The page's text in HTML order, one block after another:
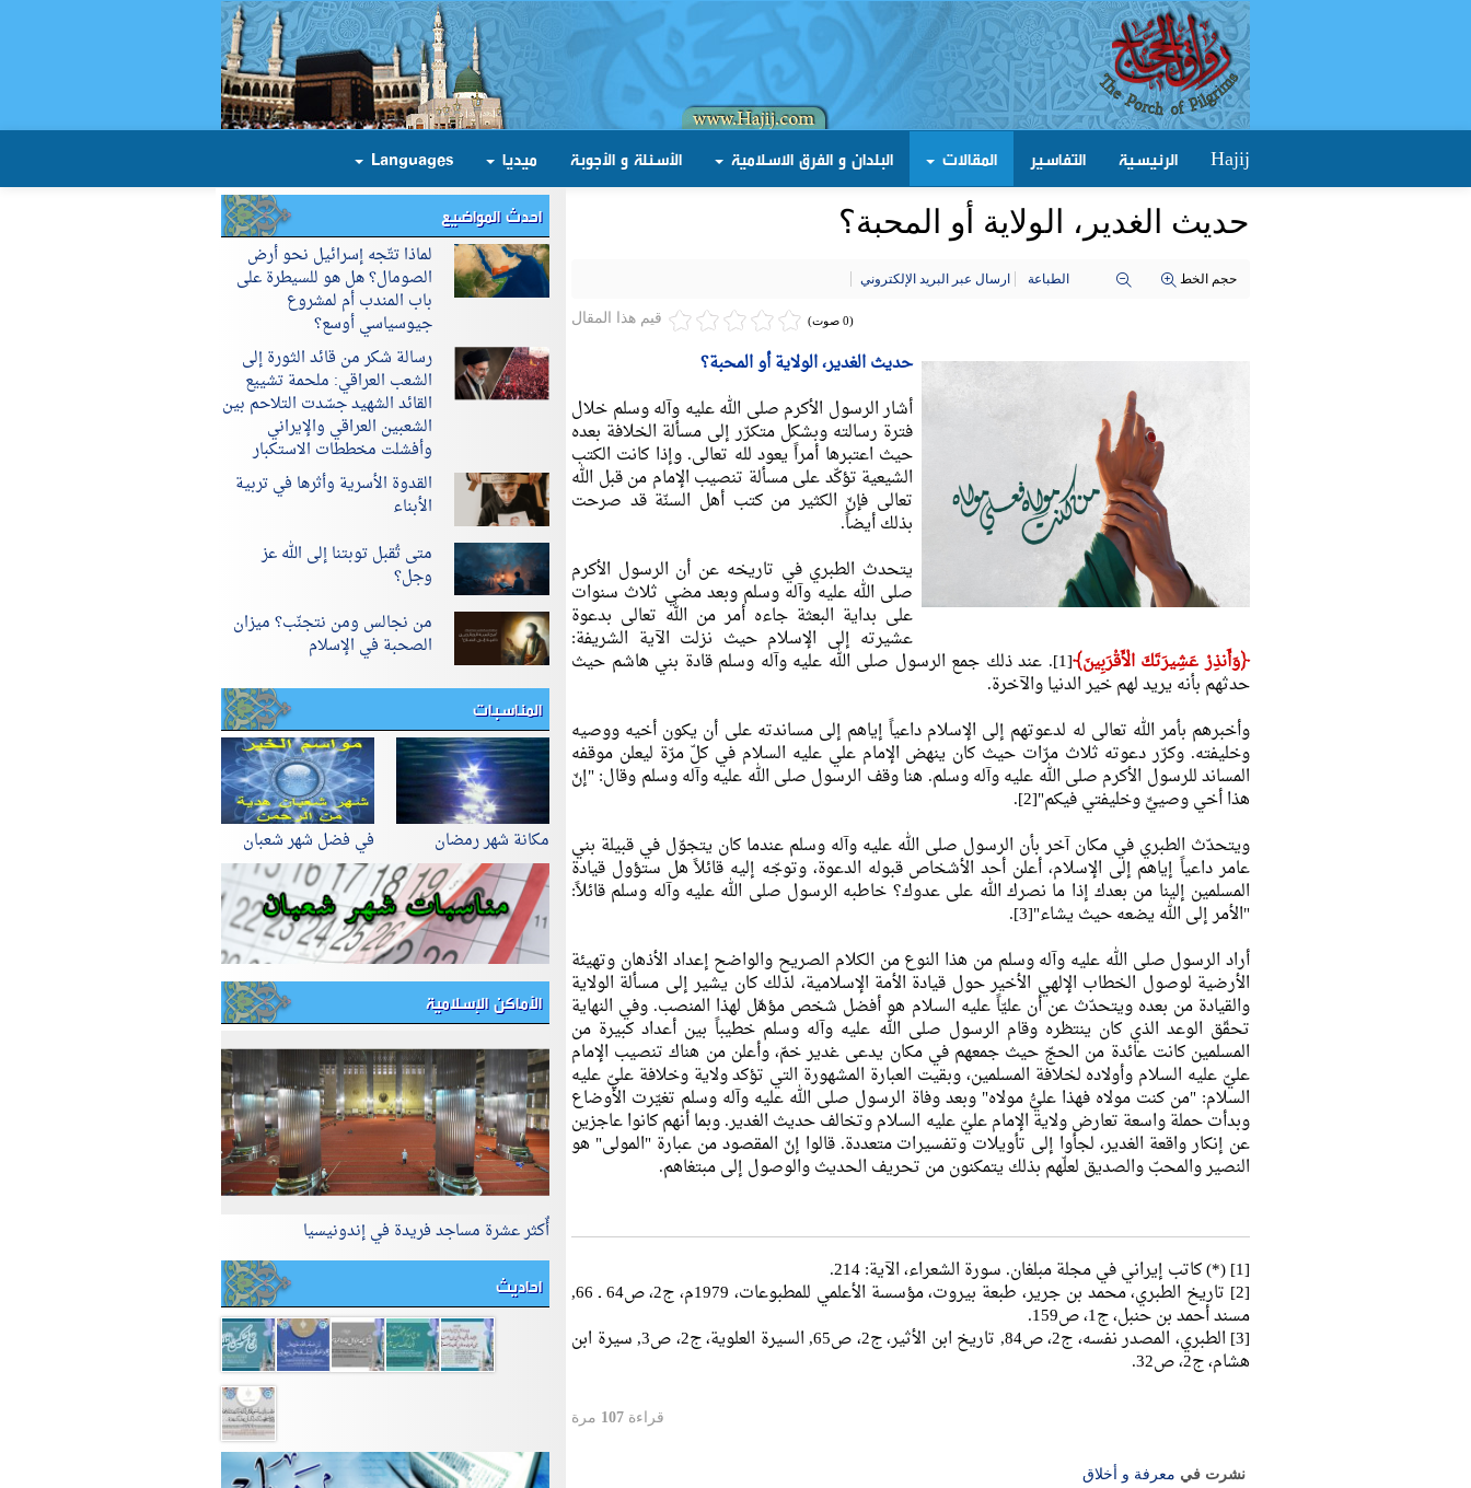
Hajij الرئيسية التفاسير المقالات البلدان و الفرق الاسلامية الأسئلة و الأجوبة ميديا Languages
حديث الغدير، الولاية أو المحبة؟
حجم الخط الطباعة ارسال عبر البريد الإلكتروني
قيم هذا المقال (0 صوت)
حديث الغدير، الولاية أو المحبة؟
أشار الرسول الأكرم صلى الله عليه وآله وسلم خلال
فترة رسالته وبشكل متكرّر إلى مسألة الخلافة بعده
حيث اعتبرها أمراً يعود لله تعالى. وإذا كانت الكتب
الشيعية تؤكّد على مسألة تنصيب الإمام من قبل الله
تعالى فإنّ الكثير من كتب أهل السنّة قد صرحت
بذلك أيضاً.
يتحدث الطبري في تاريخه عن أن الرسول الأكرم
صلى الله عليه وآله وسلم وبعد مضي ثلاث سنوات
على بداية البعثة جاءه أمر من الله تعالى بدعوة
عشيرته إلى الإسلام حيث نزلت الآية الشريفة:
﴿وَأَنذِرْ عَشِيرَتَكَ الْأَقْرَبِينَ﴾ [1]. عند ذلك جمع الرسول صلى الله عليه وآله وسلم قادة بني هاشم حيث
حدثهم بأنه يريد لهم خير الدنيا والآخرة.
وأخبرهم بأمر الله تعالى له لدعوتهم إلى الإسلام داعياً إياهم إلى مساندته على أن يكون أخيه ووصيه
وخليفته. وكرّر دعوته ثلاث مرّات حيث كان ينهض الإمام علي عليه السلام في كلّ مرّة ليعلن موقفه
المساند للرسول الأكرم صلى الله عليه وآله وسلم. هنا وقف الرسول صلى الله عليه وآله وسلم وقال: "إنّ
هذا أخي وصييِّ وخليفتي فيكم"[2].
ويتحدّث الطبري في مكان آخر بأن الرسول صلى الله عليه وآله وسلم عندما كان يتجوّل في قبيلة بني
عامر داعياً إياهم إلى الإسلام، أعلن أحد الأشخاص قبوله الدعوة، وتوجّه إليه قائلاً هل ستؤول قيادة
المسلمين إلينا من بعدك إذا ما نصرك الله على عدوك؟ خاطبه الرسول صلى الله عليه وآله وسلم قائلاً:
"الأمر إلى الله يضعه حيث يشاء"[3].
أراد الرسول صلى الله عليه وآله وسلم من هذا النوع من الكلام الصريح والواضح إعداد الأذهان وتهيئة
الأرضية لوصول الخطاب الإلهي الأخير حول قيادة الأمة الإسلامية، لذلك كان يشير إلى مسألة الولاية
والقيادة من بعده ويتحدّث عن أن عليّاً عليه السلام هو أفضل شخص مؤهّل لهذا المنصب. وفي النهاية
تحقّق الوعد الذي كان ينتظره وقام الرسول صلى الله عليه وآله وسلم خطيباً بين أعداد كبيرة من
المسلمين كانت عائدة من الحجّ حيث جمعهم في مكان يدعى غدير خمّ، وأعلن من هناك تنصيب الإمام
عليّ عليه السلام وأولاده لخلافة المسلمين، وبقيت العبارة المشهورة التي تؤكد ولاية وخلافة عليّ عليه
السلام: "من كنت مولاه فهذا عليُّ مولاه" وبعد وفاة الرسول صلى الله عليه وآله وسلم تغيّرت الأوضاع
وبدأت حملة واسعة تعارض ولاية الإمام عليّ عليه السلام وتخالف حديث الغدير. وبما أنهم كانوا عاجزين
عن إنكار واقعة الغدير، لجأوا إلى تأويلات وتفسيرات متعددة. قالوا إنّ المقصود من عبارة "المولى" هو
النصير والمحبّ والصديق لعلّهم بذلك يتمكنون من تحريف الحديث والوصول إلى مبتغاهم.
[1] (*) كاتب إيراني في مجلة مبلغان. سورة الشعراء، الآية: 214.
[2] تاريخ الطبري، محمد بن جرير، طبعة بيروت، مؤسسة الأعلمي للمطبوعات، 1979م، ج2، ص64 ـ 66,
مسند أحمد بن حنبل، ج1، ص159.
[3] الطبري، المصدر نفسه، ج2، ص84, تاريخ ابن الأثير، ج2، ص65, السيرة العلوية، ج2، ص3, سيرة ابن
هشام، ج2، ص32.
قراءة 107 مرة
نشرت في معرفة و أخلاق
احدث المواضيع
لماذا تتّجه إسرائيل نحو أرض
الصومال؟ هل هو للسيطرة على
باب المندب أم لمشروع
جيوسياسي أوسع؟
رسالة شكر من قائد الثورة إلى
الشعب العراقي: ملحمة تشييع
القائد الشهيد جسّدت التلاحم بين
الشعبين العراقي والإيراني
وأفشلت مخططات الاستكبار
القدوة الأسرية وأثرها في تربية
الأبناء
متى تُقبل توبتنا إلى الله عز
وجل؟
من نجالس ومن نتجنّب؟ ميزان
الصحبة في الإسلام
المناسبات
مكانة شهر رمضان في فضل شهر شعبان
الأماكن الإسلامية
أٌكثر عشرة مساجد فريدة في إندونيسيا
احاديث